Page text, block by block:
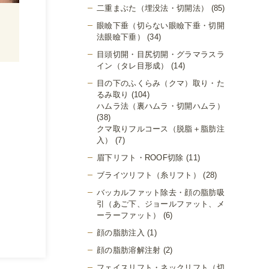
二重まぶた（埋没法・切開法）
(85)
眼瞼下垂（切らない眼瞼下垂・切開
法眼瞼下垂）
(34)
目頭切開・目尻切開・グラマラスラ
イン（タレ目形成）
(14)
目の下のふくらみ（クマ）取り・た
るみ取り (104)
ハムラ法（裏ハムラ・切開ハムラ）
(38)
クマ取りフルコース（脱脂＋脂肪注
入）
(7)
眉下リフト・ROOF切除 (11)
ブライツリフト（糸リフト）
(28)
バッカルファット除去・顔の脂肪吸
引（あご下、ジョールファット、メ
ーラーファット）
(6)
顔の脂肪注入 (1)
顔の脂肪溶解注射 (2)